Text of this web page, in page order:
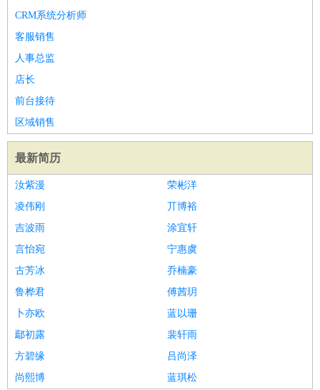
CRM系统分析师
客服销售
人事总监
店长
前台接待
区域销售
最新简历
汝紫漫
荣彬洋
凌伟刚
丌博裕
吉波雨
涂宜轩
言怡宛
宁惠虞
古芳冰
乔楠豪
鲁桦君
傅茜玥
卜亦欧
蓝以珊
鄢初露
裴轩雨
方碧缘
吕尚泽
尚熙博
蓝琪松